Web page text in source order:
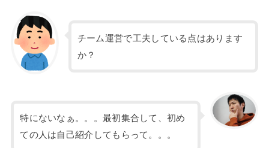
チーム運営で工夫している点はあります
か？
特にないなぁ。。。最初集合して、初め
ての人は自己紹介してもらって。。。